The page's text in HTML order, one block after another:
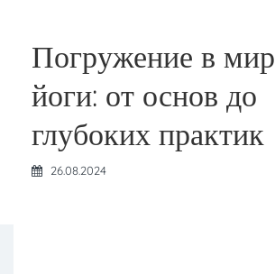
Погружение в мир
йоги: от основ до
глубоких практик
26.08.2024